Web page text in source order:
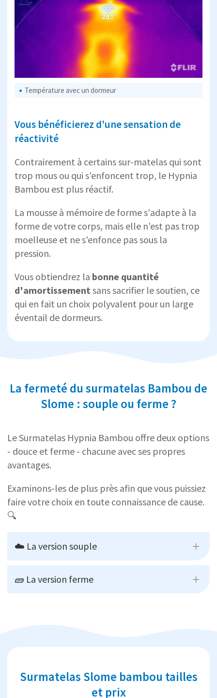
Température avec un dormeur
Vous bénéficierez d'une sensation de
réactivité
Contrairement à certains sur-matelas qui sont
trop mous ou qui s'enfoncent trop, le Hypnia
Bambou est plus réactif.
La mousse à mémoire de forme s'adapte à la
forme de votre corps, mais elle n'est pas trop
moelleuse et ne s'enfonce pas sous la
pression.
Vous obtiendrez la bonne quantité
d'amortissement sans sacrifier le soutien, ce
qui en fait un choix polyvalent pour un large
éventail de dormeurs.
La fermeté du surmatelas Bambou de
Slome : souple ou ferme ?
Le Surmatelas Hypnia Bambou offre deux options
- douce et ferme - chacune avec ses propres
avantages.
Examinons-les de plus près afin que vous puissiez
faire votre choix en toute connaissance de cause.
🔍
☁️ La version souple
🧱 La version ferme
Surmatelas Slome bambou tailles
et prix